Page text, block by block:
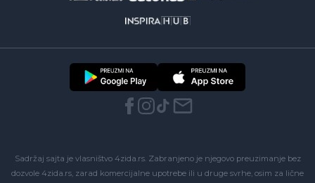
Sadržaj sajta je vlasništvo 4zida.rs. Zabranjeno je njegovo preuzimanje bez
dozvole 4zida.rs, zarad komercijalne upotrebe ili u druge svrhe, osim za lične